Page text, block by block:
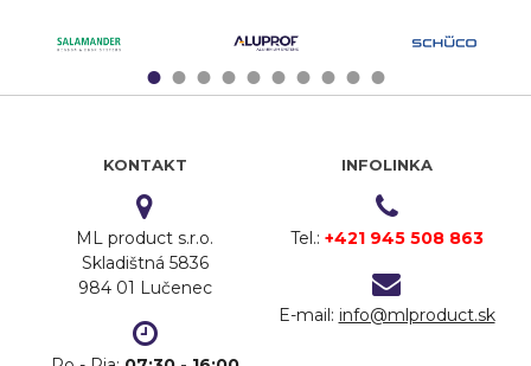
12345678910
KONTAKT
ML product s.r.o.
Skladištná 5836
984 01 Lučenec
INFOLINKA
Tel.: +421 945 508 863
E-mail: info@mlproduct.sk